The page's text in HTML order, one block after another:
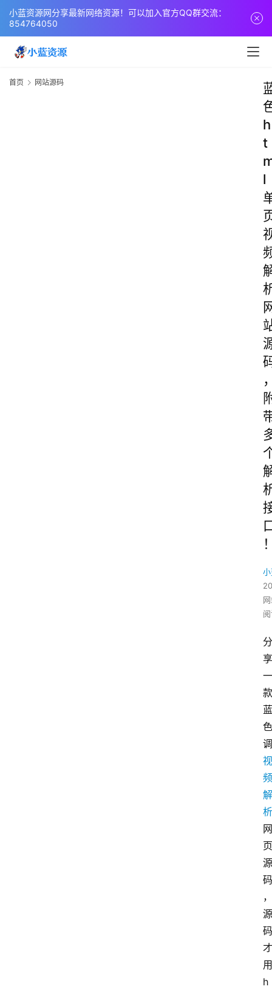
小蓝资源网分享最新网络资源！可以加入官方QQ群交流：
854764050
首页 网站源码
h
t
l
分
享
一
款
蓝
色
调
视
频
解
析
网
页
源
码
，
源
码
才
用
h